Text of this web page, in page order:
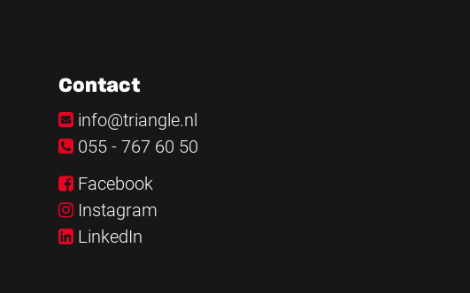
Contact
info@triangle.nl
055 - 767 60 50
Facebook
Instagram
LinkedIn